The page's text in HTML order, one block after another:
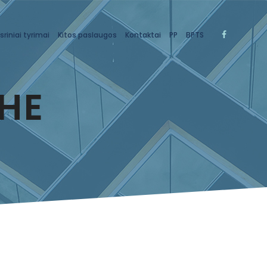
tyrimai Kitos paslaugos Kontaktai PP BPTS